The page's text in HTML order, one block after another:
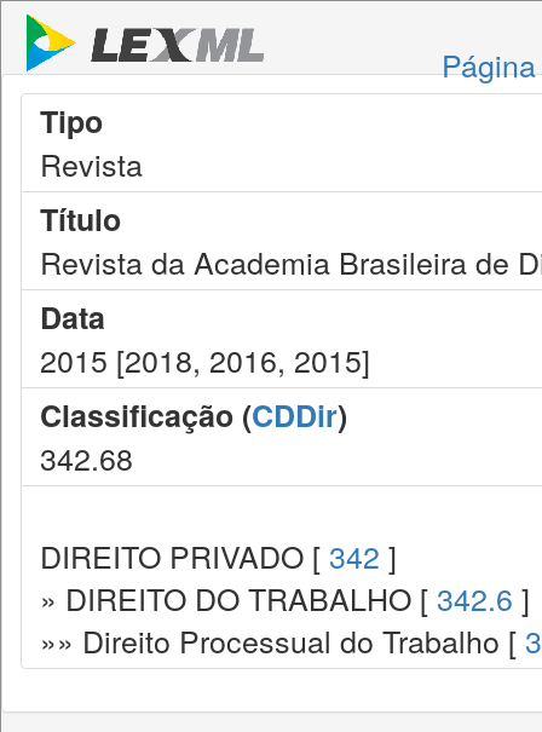
Tipo
Revista
Título
Revista da Academia Brasileira de
Data
2015 [2018, 2016, 2015]
Classificação (CDDir)
342.68
DIREITO PRIVADO [ 342 ]
» DIREITO DO TRABALHO [ 342.6 ]
»» Direito Processual do Trabalho [